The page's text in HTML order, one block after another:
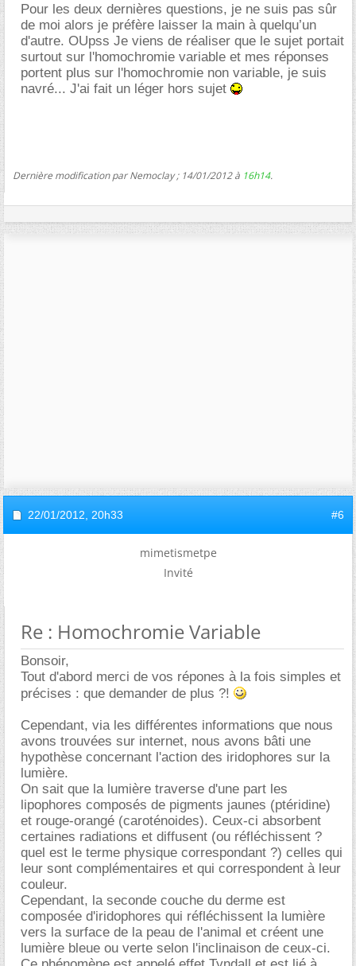
Pour les deux dernières questions, je ne suis pas sûr
de moi alors je préfère laisser la main à quelqu’un
d'autre. OUpss Je viens de réaliser que le sujet portait
surtout sur l'homochromie variable et mes réponses
portent plus sur l'homochromie non variable, je suis
navré... J'ai fait un léger hors sujet
Dernière modification par Nemoclay ; 14/01/2012 à 16h14.
22/01/2012, 20h33 #6
mimetismetpe
Invité
Re : Homochromie Variable
Bonsoir,
Tout d'abord merci de vos répones à la fois simples et
précises : que demander de plus ?!
Cependant, via les différentes informations que nous
avons trouvées sur internet, nous avons bâti une
hypothèse concernant l'action des iridophores sur la
lumière.
On sait que la lumière traverse d'une part les
lipophores composés de pigments jaunes (ptéridine)
et rouge-orangé (caroténoides). Ceux-ci absorbent
certaines radiations et diffusent (ou réfléchissent ?
quel est le terme physique correspondant ?) celles qui
leur sont complémentaires et qui correspondent à leur
couleur.
Cependant, la seconde couche du derme est
composée d'iridophores qui réfléchissent la lumière
vers la surface de la peau de l'animal et créent une
lumière bleue ou verte selon l'inclinaison de ceux-ci.